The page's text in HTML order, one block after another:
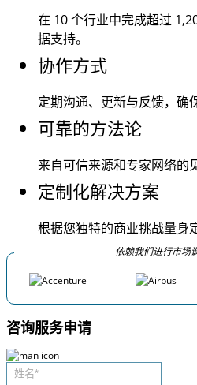
在 10 个行业中完成超过
据支持。
协作方式
定期沟通、更新与反馈，确
可靠的方法论
来自可信来源和专家网络的
定制化解决方案
根据您独特的商业挑战量身
依赖我们进行市场
咨询服务申请